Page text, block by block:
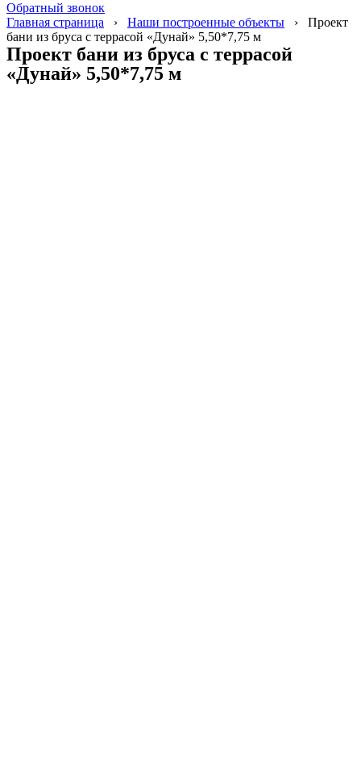
Обратный звонок
Главная страница › Наши построенные объекты › Проект
бани из бруса с террасой «Дунай» 5,50*7,75 м
Проект бани из бруса с террасой
«Дунай» 5,50*7,75 м